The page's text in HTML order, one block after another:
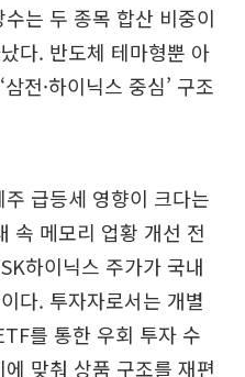
는 두 종목 합산 비중이
다. 반도체 테마형뿐 아
전·하이닉스 중심’ 구조
급등세 영향이 크다는
속 메모리 업황 개선 전
하이닉스 주가가 국내
다. 투자자로서는 개별
를 통한 우회 투자 수
맞춰 상품 구조를 재편